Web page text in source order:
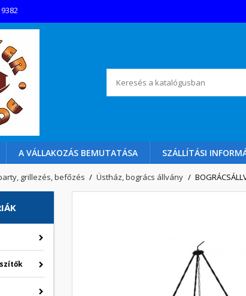
A VÁLLAKOZÁS BEMUTATÁSA SZÁLLÍTÁSI
grillezés, befőzés Üstház, bogrács állvány